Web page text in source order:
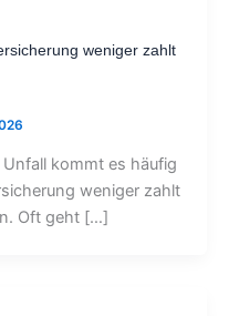
weniger zahlt
kommt es häufig
weniger zahlt
Oft geht […]